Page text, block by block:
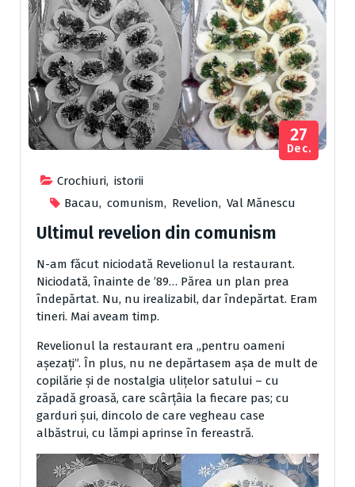
Crochiuri, istorii
Bacau, comunism, Revelion, Val Mănescu
27
Dec.
Ultimul revelion din comunism
N-am făcut niciodată Revelionul la restaurant.
Niciodată, înainte de ’89… Părea un plan prea
îndepărtat. Nu, nu irealizabil, dar îndepărtat. Eram
tineri. Mai aveam timp.
Revelionul la restaurant era „pentru oameni
aşezaţi”. În plus, nu ne depărtasem aşa de mult de
copilărie şi de nostalgia uliţelor satului – cu
zăpadă groasă, care scârţâia la fiecare pas; cu
garduri şui, dincolo de care vegheau case
albăstrui, cu lămpi aprinse în fereastră.